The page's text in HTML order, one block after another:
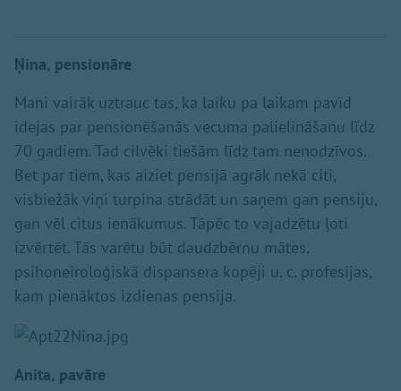
Ņina, pensionāre
Mani vairāk uztrauc tas, ka laiku pa laikam pavīd
idejas par pensionēšanās vecuma palielināšanu līdz
70 gadiem. Tad cilvēki tiešām līdz tam nenodzīvos.
Bet par tiem, kas aiziet pensijā agrāk nekā citi,
visbiežāk viņi turpina strādāt un saņem gan pensiju,
gan vēl citus ienākumus. Tāpēc to vajadzētu ļoti
izvērtēt. Tās varētu būt daudzbērnu mātes,
psihoneiroloģiskā dispansera kopēji u. c. profesijas,
kam pienāktos izdienas pensija.
Anita, pavāre